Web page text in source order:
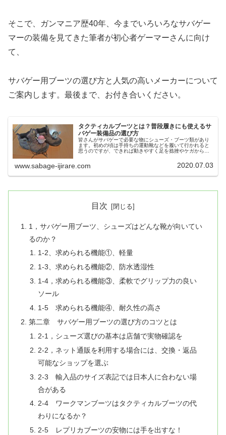
そこで、ガンマニア歴40年、今までいろいろなサバゲー
マーの装備を見てきた筆者が初心者ゲーマーさんに向け
て、
サバゲー用ブーツの選び方と人気の高いメーカーについて
ご案内します。最後まで、お付き合いください。
タクティカルブーツとは？普段履きにも使えるサ
バゲー装備品の選び方
皆さんがサバゲーで必要な物にシューズ・ブーツ類があり
ます。初めの頃は手持ちの運動靴などを履いて行かれると
思うのですが、できれば動きやすく足を捻挫やケガから守
www.sabage-ijirare.com 2020.07.03
目次
1，サバゲー用ブーツ、シューズはどんな靴が向いてい
るのか？
1-2、求められる機能①、軽量
1-3、求められる機能②、防水透湿性
1-4，求められる機能③、柔軟でグリップ力の良い
ソール
1-5 求められる機能④、耐久性の高さ
第二章 サバゲー用ブーツの選び方のコツとは
2-1，シューズ選びの基本は店舗で実物確認を
2-2，ネット通販を利用する場合には、交換・返品
可能なショップを選ぶ
2-3 輸入品のサイズ表記では日本人に合わない場
合がある
2-4 ワークマンブーツはタクティカルブーツの代
わりになるか？
2-5 レプリカブーツの安物には手を出すな！